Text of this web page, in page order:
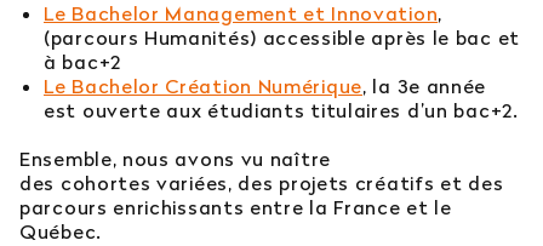
Le Bachelor Management et Innovation,
(parcours Humanités) accessible après le bac et
à bac+2
Le Bachelor Création Numérique, la 3e année
est ouverte aux étudiants titulaires d’un bac+2.
Ensemble, nous avons vu naître
des cohortes variées, des projets créatifs et des
parcours enrichissants entre la France et le
Québec.
Contactez notre service orientation
04 81 92 60 83